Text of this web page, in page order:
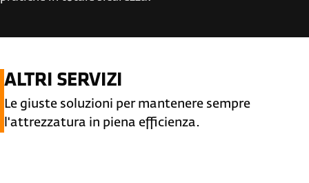
ALTRI SERVIZI
Le giuste soluzioni per mantenere sempre
l'attrezzatura in piena efficienza.